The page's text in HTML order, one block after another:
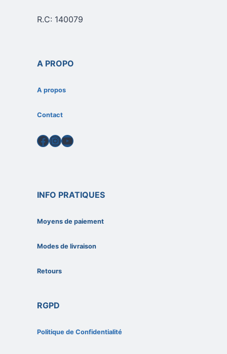
R.C: 140079
A PROPO
A propos
Contact
Facebook
Instagram
YouTube
INFO PRATIQUES
Moyens de paiement
Modes de livraison
Retours
RGPD
Politique de Confidentialité